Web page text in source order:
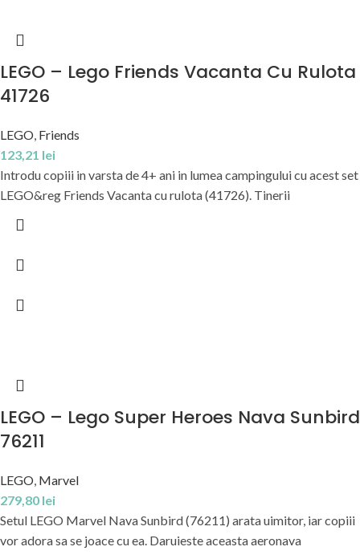
LEGO – Lego Friends Vacanta Cu Rulota
41726
LEGO, Friends
123,21 lei
Introdu copiii in varsta de 4+ ani in lumea campingului cu acest set
LEGO&reg Friends Vacanta cu rulota (41726). Tinerii
LEGO – Lego Super Heroes Nava Sunbird
76211
LEGO, Marvel
279,80 lei
Setul LEGO Marvel Nava Sunbird (76211) arata uimitor, iar copiii
vor adora sa se joace cu ea. Daruieste aceasta aeronava